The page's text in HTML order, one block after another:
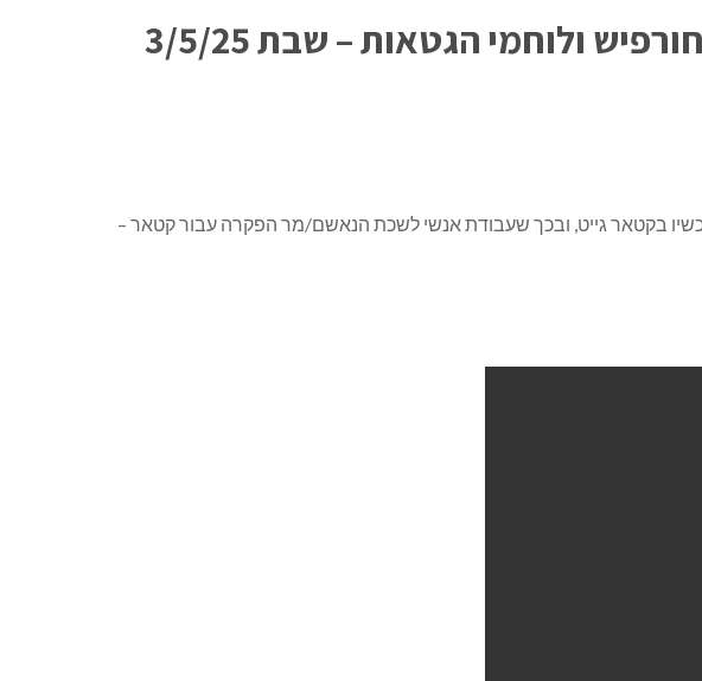
ולוחמי הגטאות – שבת 3/5/25
בקטאר גייט, ובכך שעבודת אנשי לשכת הנאשם/מר הפקרה עבור קטאר –